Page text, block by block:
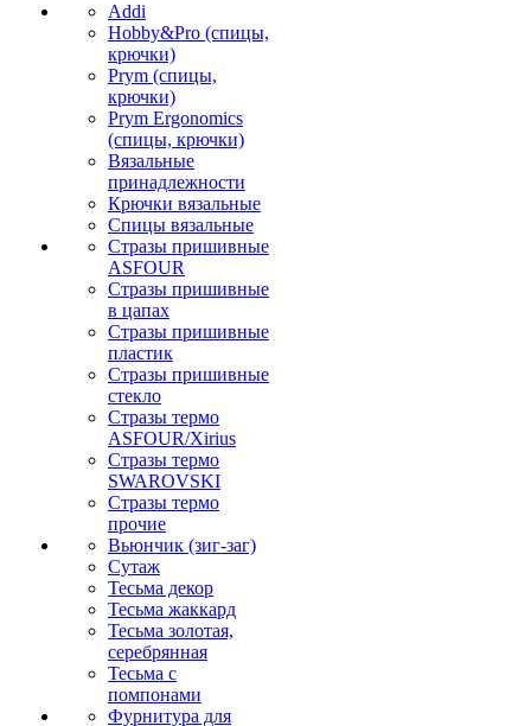
Addi
Hobby&Pro (спицы,
крючки)
Prym (спицы,
крючки)
Prym Ergonomics
(спицы, крючки)
Вязальные
принадлежности
Крючки вязальные
Спицы вязальные
Стразы пришивные
ASFOUR
Стразы пришивные
в цапах
Стразы пришивные
пластик
Стразы пришивные
стекло
Стразы термо
ASFOUR/Xirius
Стразы термо
SWAROVSKI
Стразы термо
прочие
Вьюнчик (зиг-заг)
Сутаж
Тесьма декор
Тесьма жаккард
Тесьма золотая,
серебрянная
Тесьма с
помпонами
Фурнитура для